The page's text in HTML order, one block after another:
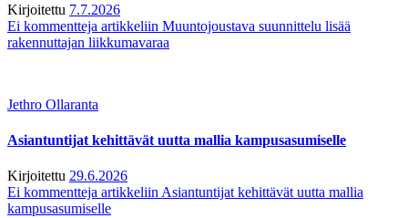
Kirjoitettu 7.7.2026
Ei kommentteja artikkeliin Muuntojoustava suunnittelu lisää
rakennuttajan liikkumavaraa
Jethro Ollaranta
Asiantuntijat kehittävät uutta mallia kampusasumiselle
Kirjoitettu 29.6.2026
Ei kommentteja artikkeliin Asiantuntijat kehittävät uutta mallia
kampusasumiselle